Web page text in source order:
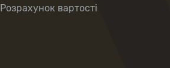
Розрахунок вартості